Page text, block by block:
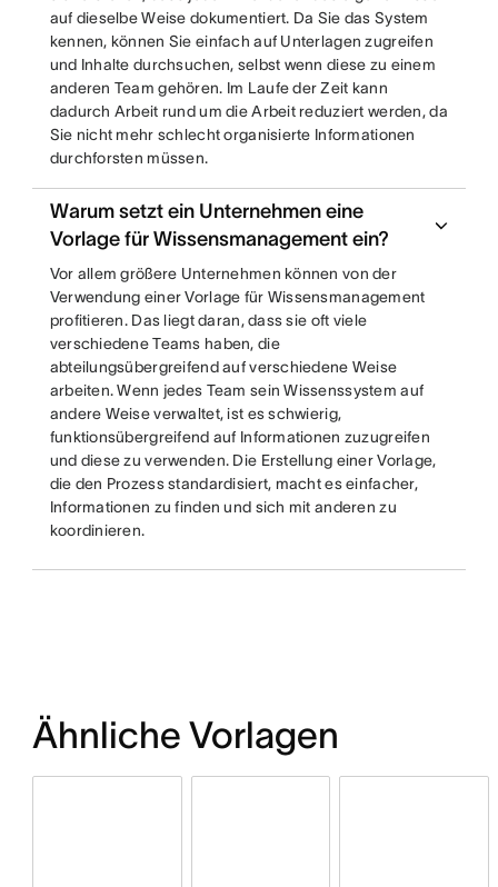
auf dieselbe Weise dokumentiert. Da Sie das System
kennen, können Sie einfach auf Unterlagen zugreifen
und Inhalte durchsuchen, selbst wenn diese zu einem
anderen Team gehören. Im Laufe der Zeit kann
dadurch Arbeit rund um die Arbeit reduziert werden, da
Sie nicht mehr schlecht organisierte Informationen
durchforsten müssen.
Warum setzt ein Unternehmen eine
Vorlage für Wissensmanagement ein?
Vor allem größere Unternehmen können von der
Verwendung einer Vorlage für Wissensmanagement
profitieren. Das liegt daran, dass sie oft viele
verschiedene Teams haben, die
abteilungsübergreifend auf verschiedene Weise
arbeiten. Wenn jedes Team sein Wissenssystem auf
andere Weise verwaltet, ist es schwierig,
funktionsübergreifend auf Informationen zuzugreifen
und diese zu verwenden. Die Erstellung einer Vorlage,
die den Prozess standardisiert, macht es einfacher,
Informationen zu finden und sich mit anderen zu
koordinieren.
Ähnliche Vorlagen